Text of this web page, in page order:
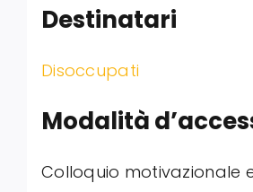
Destinatari
Disoccupati
Modalità
Colloquio motivazionale